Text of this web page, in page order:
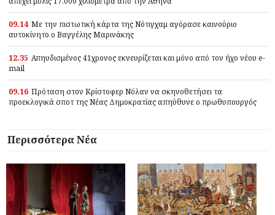
09.14 Με την πιστωτική κάρτα της Νότιγχαμ αγόρασε καινούριο
αυτοκίνητο ο Βαγγέλης Μαρινάκης
12.35 Απηυδισμένος 41χρονος εκνευρίζεται και μόνο από τον ήχο νέου e-
mail
09.16 Πρόταση στον Κρίστοφερ Νόλαν να σκηνοθετήσει τα
προεκλογικά σποτ της Νέας Δημοκρατίας απηύθυνε ο πρωθυπουργός
Περισσότερα Νέα